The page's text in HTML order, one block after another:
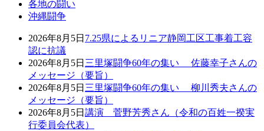
各地の闘い
沖縄闘争
2026年8月5日 7.25県によるリニア静岡工区工事着工容
認に抗議
2026年8月5日 三里塚闘争60年の集い 佐藤幸子さんの
メッセージ（要旨）
2026年8月5日 三里塚闘争60年の集い 柳川秀夫さんの
メッセージ（要旨）
2026年8月5日 講演 菅野芳秀さん（令和の百姓一揆実
行委員会代表）